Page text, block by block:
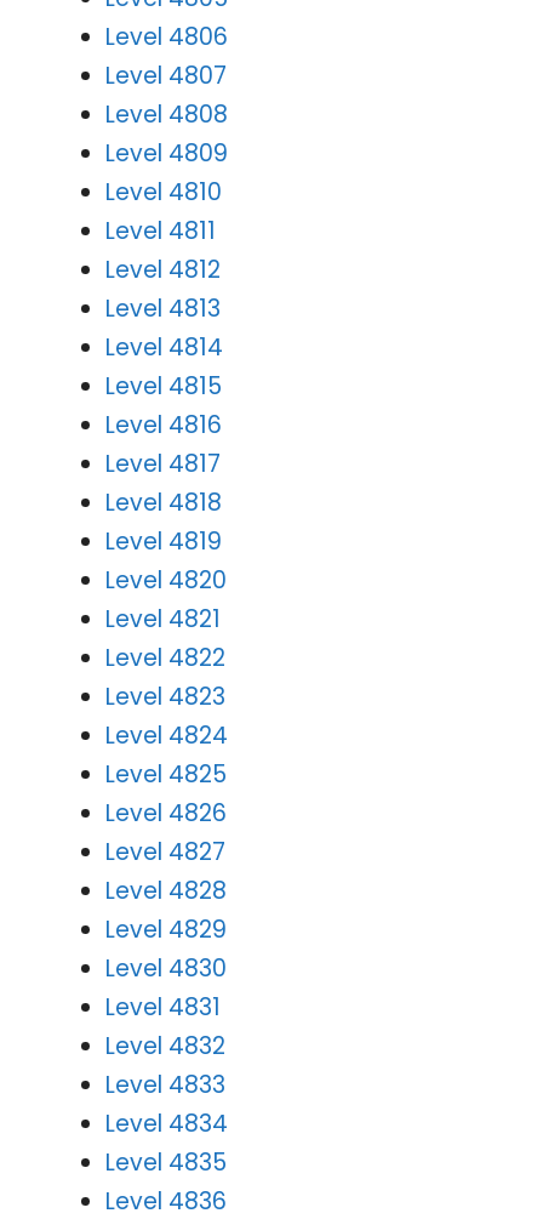
Level 4806
Level 4807
Level 4808
Level 4809
Level 4810
Level 4811
Level 4812
Level 4813
Level 4814
Level 4815
Level 4816
Level 4817
Level 4818
Level 4819
Level 4820
Level 4821
Level 4822
Level 4823
Level 4824
Level 4825
Level 4826
Level 4827
Level 4828
Level 4829
Level 4830
Level 4831
Level 4832
Level 4833
Level 4834
Level 4835
Level 4836